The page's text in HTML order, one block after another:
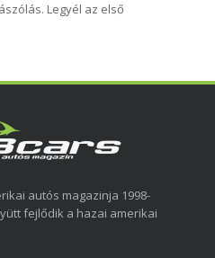
Legyél az első
autós magazinja 1998-
fejlődik a hazai amerikai